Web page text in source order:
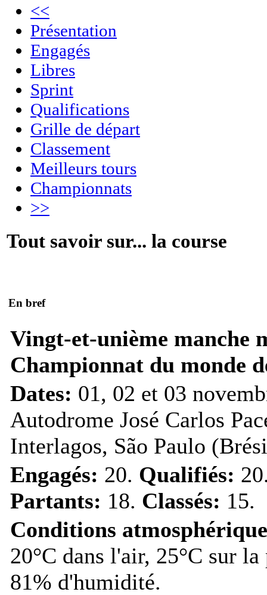
<<
Présentation
Engagés
Libres
Sprint
Qualifications
Grille de départ
Classement
Meilleurs tours
Championnats
>>
Tout savoir sur... la course
En bref
Vingt-et-unième manche
Championnat du monde
Dates: 01, 02 et 03
Autodrome José Carlos
Interlagos, São Paulo
Engagés: 20. Qualifiés:
Partants: 18. Classés: 15.
Conditions
20°C dans l'air, 25°C sur la
81% d'humidité.